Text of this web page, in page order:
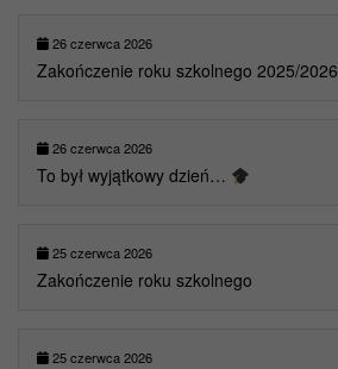
26 czerwca 2026
Zakończenie roku szkolnego 2025/2026
26 czerwca 2026
To był wyjątkowy dzień…
25 czerwca 2026
Zakończenie roku szkolnego
25 czerwca 2026